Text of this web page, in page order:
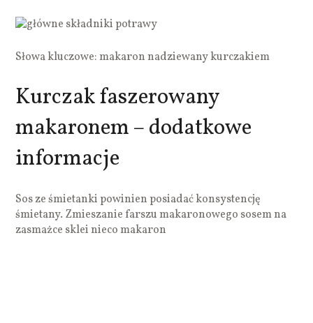
Słowa kluczowe: makaron nadziewany kurczakiem
Kurczak faszerowany
makaronem – dodatkowe
informacje
Sos ze śmietanki powinien posiadać konsystencję
śmietany. Zmieszanie farszu makaronowego sosem na
zasmażce sklei nieco makaron